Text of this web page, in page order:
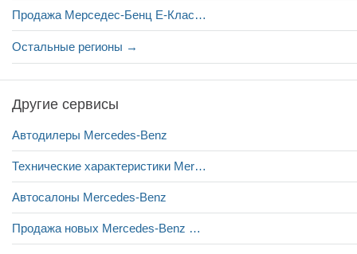
Продажа Мерседес-Бенц Е-Класс в Ровно
Остальные регионы →
Другие сервисы
Автодилеры Mercedes-Benz
Технические характеристики Mercedes-Benz E-Class
Автосалоны Mercedes-Benz
Продажа новых Mercedes-Benz E-Class